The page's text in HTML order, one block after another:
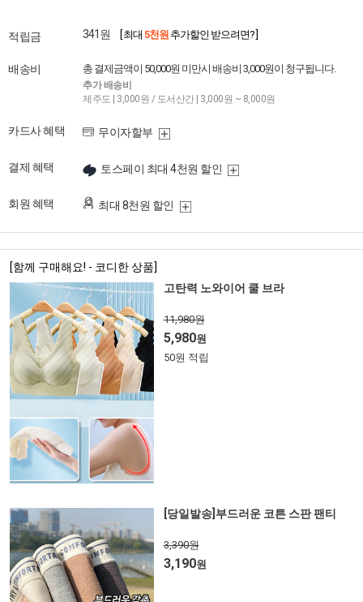
적립금 341원 [ 최대 5천원 추가할인 받으려면? ]
배송비 총 결제금액이 50,000원 미만시 배송비 3,000원이 청구됩니다.
추가 배송비
제주도 | 3,000원 / 도서산간 | 3,000원 ~ 8,000원
카드사 혜택 무이자할부
결제 혜택 토스페이 최대 4천원 할인
회원 혜택 최대 8천원 할인
[함께 구매해요! - 코디한 상품]
고탄력 노와이어 쿨 브라
11,980원
5,980원
50원 적립
[당일발송]부드러운 코튼 스판 팬티
3,390원
3,190원